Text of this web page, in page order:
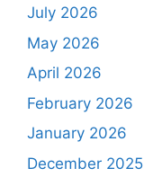
July 2026
May 2026
April 2026
February 2026
January 2026
December 2025